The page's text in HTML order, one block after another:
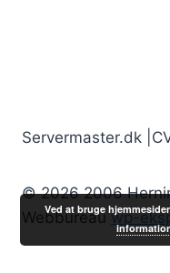
Servermaster.dk
© 2026 2006
Webbureauwp-
Ved at bruge